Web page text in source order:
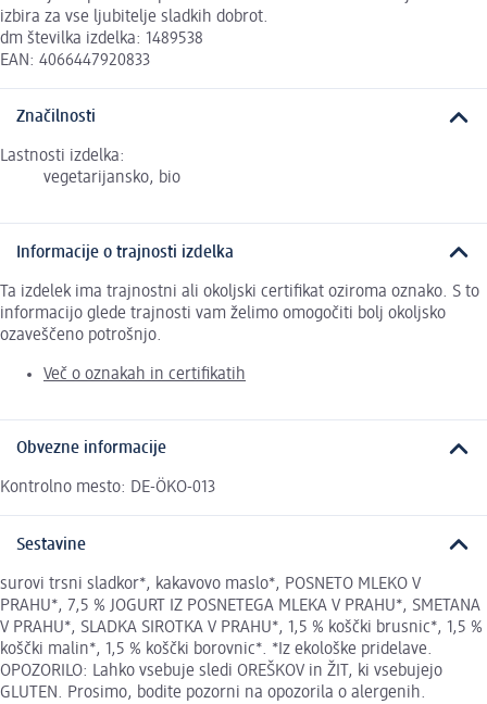
izbira za vse ljubitelje sladkih dobrot.
dm številka izdelka: 1489538
EAN: 4066447920833
Značilnosti
Lastnosti izdelka:
vegetarijansko, bio
Informacije o trajnosti izdelka
Ta izdelek ima trajnostni ali okoljski certifikat oziroma oznako. S to
informacijo glede trajnosti vam želimo omogočiti bolj okoljsko
ozaveščeno potrošnjo.
Več o oznakah in certifikatih
Obvezne informacije
Kontrolno mesto: DE-ÖKO-013
Sestavine
surovi trsni sladkor*, kakavovo maslo*, POSNETO MLEKO V
PRAHU*, 7,5 % JOGURT IZ POSNETEGA MLEKA V PRAHU*, SMETANA
V PRAHU*, SLADKA SIROTKA V PRAHU*, 1,5 % koščki brusnic*, 1,5 %
koščki malin*, 1,5 % koščki borovnic*. *Iz ekološke pridelave.
OPOZORILO: Lahko vsebuje sledi OREŠKOV in ŽIT, ki vsebujejo
GLUTEN. Prosimo, bodite pozorni na opozorila o alergenih.